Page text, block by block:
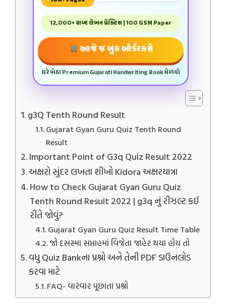
12,000+ શબ્દ લેખન પ્રેક્ટિસ | 100 GSM Paper
આજે જ બુક ઓર્ડર કરો
ઘરે બેઠા Premium Gujarati Handwriting Book મેળવો
g3Q Tenth Round Result
Gujarat Gyan Guru Quiz Tenth Round
Result
Important Point of G3q Quiz Result 2022
અક્ષરો સુંદર લખતા શીખો Kidora અક્ષરયાત્રા
How to Check Gujarat Gyan Guru Quiz
Tenth Round Result 2022 | g3q નું રીઝલ્ટ કઈ
રીતે જોવું?
Gujarat Gyan Guru Quiz Result Time Table
જો દસસ્મા સપ્તાહમાં વિજેતા જાહેર થયા હોય તો
વધુ Quiz Bankના પ્રશ્નો અને તેની PDF ડાઉનલોડ
કરવા માટે
FAQ- વારંવાર પૂછાતા પ્રશ્નો